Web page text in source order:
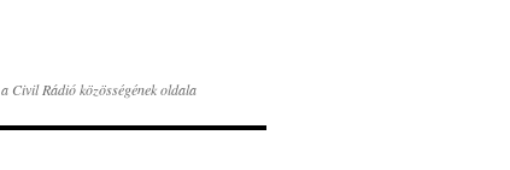
a Civil Rádió közösségének oldala